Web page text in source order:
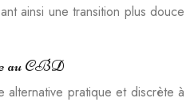
ainsi une transition plus douce
au CBD
alternative pratique et discrète à